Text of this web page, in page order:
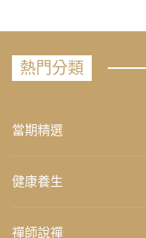
熱門分類
當期精選
健康養生
禪師說禪